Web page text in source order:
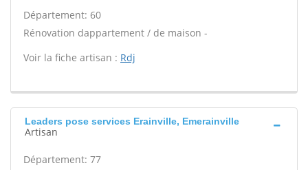
Département: 60
Rénovation dappartement / de maison -
Voir la fiche artisan : Rdj
Leaders pose services Erainville, Emerainville
Artisan
Département: 77